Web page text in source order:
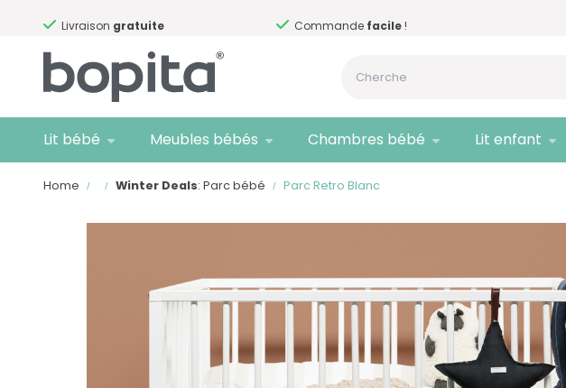
Livraison gratuite Commande facile!
Lit bébé Meubles bébés Chambres bébé Lit enfant
Home Winter Deals: Parc bébé Parc Retro Blanc